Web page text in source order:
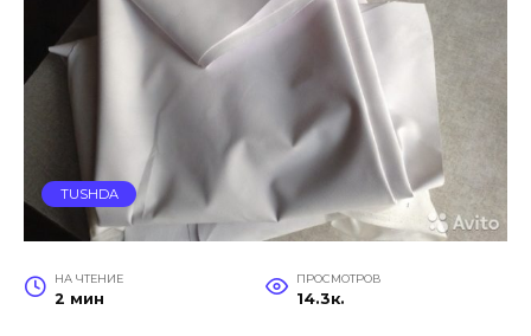
TUSHDA
НА ЧТЕНИЕ
2 мин
ПРОСМОТРОВ
14.3к.